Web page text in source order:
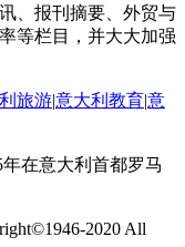
、报刊摘要、外贸与
等栏目，并大大加强
旅游|意大利教育|意
在意大利首都罗马
2020 All